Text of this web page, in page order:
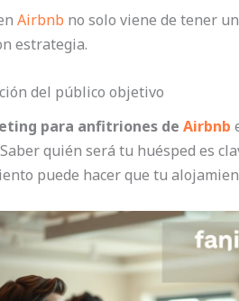
Airbnb no solo viene de tener
estrategia.
del público objetivo
para anfitriones de Airbnb
quién será tu huésped es
puede hacer que tu